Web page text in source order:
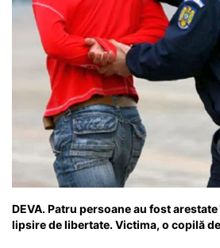
DEVA. Patru persoane au fost
lipsire de libertate. Victima, o copilă